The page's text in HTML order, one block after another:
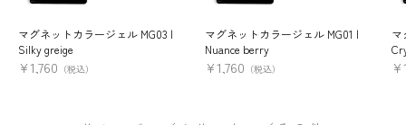
マグネットカラージェル MG03 |
Silky greige
¥1,760 （税込）
マグネットカラージェル MG01 |
Nuance berry
¥1,760 （税込）
マ
¥